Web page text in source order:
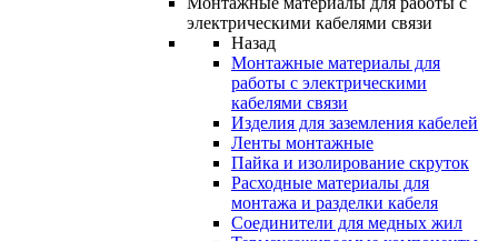
электрическими кабелями связи
Назад
Монтажные материалы для
работы с электрическими
кабелями связи
Изделия для заземления кабелей
Ленты монтажные
Пайка и изолирование скруток
Расходные материалы для
монтажа и разделки кабеля
Соединители для медных жил